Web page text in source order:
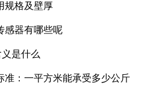
规格及壁厚
感器有哪些呢
是什么
准：一平方米能承受多少公斤